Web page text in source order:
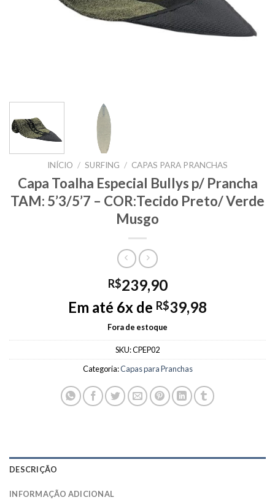
INÍCIO / SURFING / CAPAS PARA PRANCHAS
Capa Toalha Especial Bullys p/ Prancha
TAM: 5’3/5’7 – COR:Tecido Preto/ Verde
Musgo
R$239,90
Em até 6x de R$39,98
Fora de estoque
SKU:CPEP02
Categoria:Capas para Pranchas
DESCRIÇÃO
INFORMAÇÃO ADICIONAL